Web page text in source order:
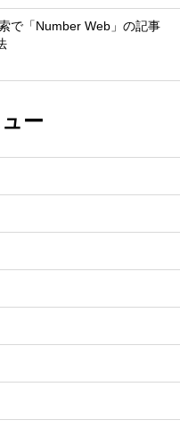
で「Number Web」の記事
ー